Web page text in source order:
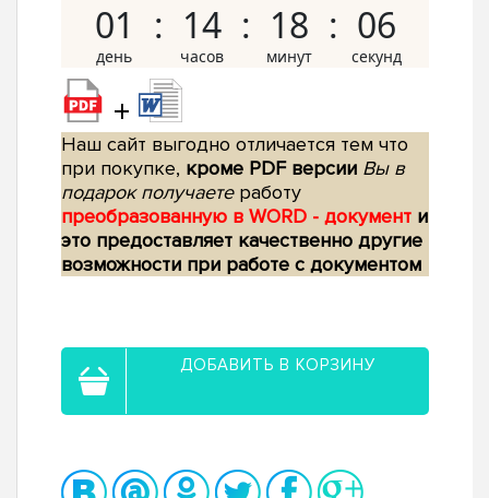
01 14 18 05
+
Наш сайт выгодно отличается тем что
при покупке, кроме PDF версии Вы в
подарок получаетеработу
преобразованную в WORD - документ и
это предоставляет качественно другие
возможности при работе с документом
ДОБАВИТЬ В КОРЗИНУ